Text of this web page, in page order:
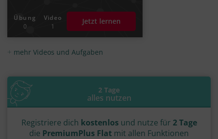
Übung
0
Video
1
Jetzt lernen
mehr Videos und Aufgaben
2 Tage
alles nutzen
Registriere dich kostenlos und nutze für 2 Tage
die PremiumPlus Flat mit allen Funktionen